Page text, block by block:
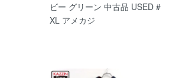
ビー グリーン 中古品 USED #
XL アメカジ